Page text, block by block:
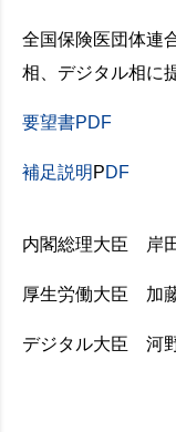
全国保険医団体連
相、デジタル相に
要望書PDF
補足説明 PDF
内閣総理大臣
厚生労働大臣
デジタル大臣